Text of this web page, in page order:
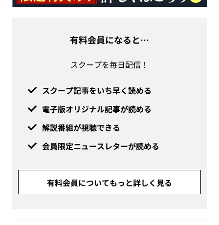
有料会員になると…
スクープを毎日配信！
スクープ記事をいち早く読める
電子版オリジナル記事が読める
解説番組が視聴できる
会員限定ニュースレターが読める
有料会員についてもっと詳しく見る